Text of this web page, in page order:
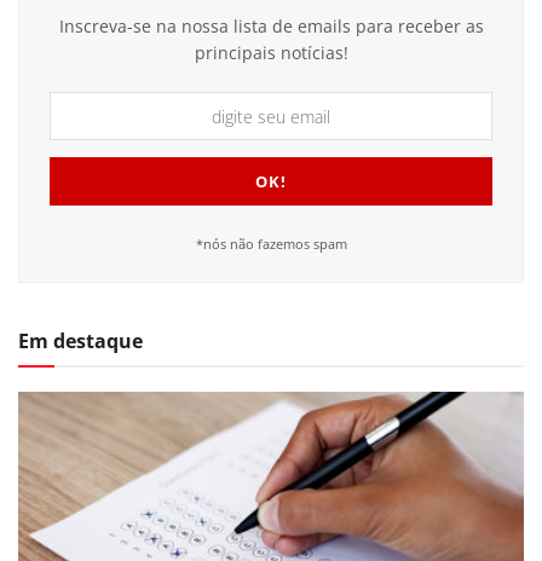
Inscreva-se na nossa lista de emails para receber as
principais notícias!
*nós não fazemos spam
Em destaque